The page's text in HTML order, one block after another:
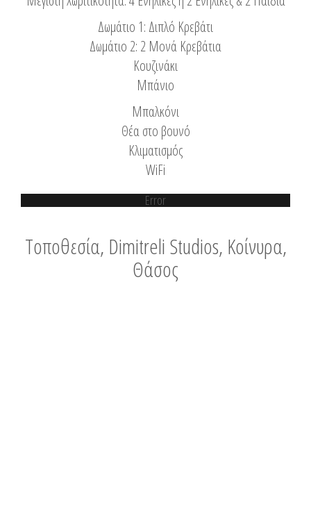
Δωμάτιο 1: Διπλό Κρεβάτι
Δωμάτιο 2: 2 Μονά Κρεβάτια
Κουζινάκι
Μπάνιο
Μπαλκόνι
Θέα στο βουνό
Κλιματισμός
WiFi
Error
Τοποθεσία, Dimitreli Studios, Κοίνυρα,
Θάσος